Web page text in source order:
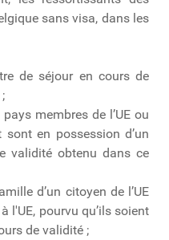
sans visa, dans les
de séjour en cours de
membres de l’UE ou
en possession d’un
validité obtenu dans ce
d’un citoyen de l’UE
l'UE, pourvu qu’ils soient
de validité ;